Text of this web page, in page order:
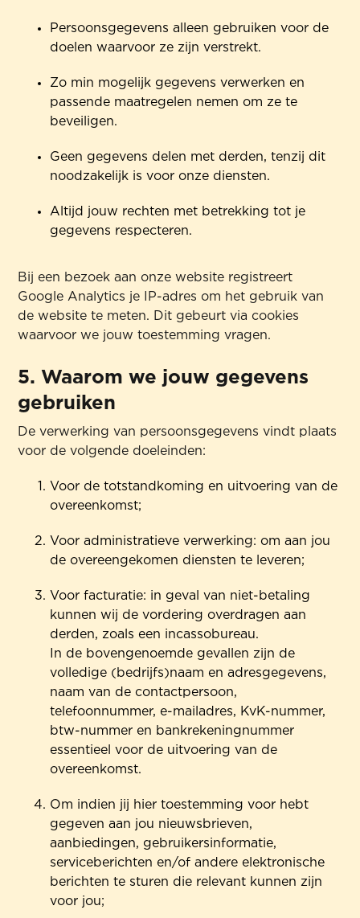
Persoonsgegevens alleen gebruiken voor de
doelen waarvoor ze zijn verstrekt.
Zo min mogelijk gegevens verwerken en
passende maatregelen nemen om ze te
beveiligen.
Geen gegevens delen met derden, tenzij dit
noodzakelijk is voor onze diensten.
Altijd jouw rechten met betrekking tot je
gegevens respecteren.
Bij een bezoek aan onze website registreert
Google Analytics je IP-adres om het gebruik van
de website te meten. Dit gebeurt via cookies
waarvoor we jouw toestemming vragen.
5. Waarom we jouw gegevens
gebruiken
De verwerking van persoonsgegevens vindt plaats
voor de volgende doeleinden:
Voor de totstandkoming en uitvoering van de
overeenkomst;
Voor administratieve verwerking: om aan jou
de overeengekomen diensten te leveren;
Voor facturatie: in geval van niet-betaling
kunnen wij de vordering overdragen aan
derden, zoals een incassobureau.
In de bovengenoemde gevallen zijn de
volledige (bedrijfs)naam en adresgegevens,
naam van de contactpersoon,
telefoonnummer, e-mailadres, KvK-nummer,
btw-nummer en bankrekeningnummer
essentieel voor de uitvoering van de
overeenkomst.
Om indien jij hier toestemming voor hebt
gegeven aan jou nieuwsbrieven,
aanbiedingen, gebruikersinformatie,
serviceberichten en/of andere elektronische
berichten te sturen die relevant kunnen zijn
voor jou;